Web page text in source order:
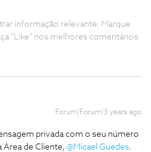
informação relevante. Marque
"Like" nos melhores comentários.
Forum|Forum|3 years ago
privada com o seu número
Área de Cliente, @Micael Guedes.